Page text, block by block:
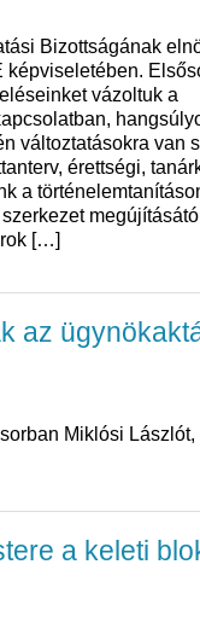
Bizottságának
képviseletében.
vázoltuk a
változtatásokra van
érettségi,
a
[…]
az
Miklósi Lászlót,
a keleti